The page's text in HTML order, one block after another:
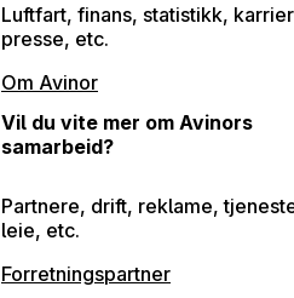
Luftfart, finans, statistikk,
presse, etc.
Om Avinor
Vil du vite mer om Avinors
samarbeid?
Partnere, drift, reklame,
leie, etc.
Forretningspartner